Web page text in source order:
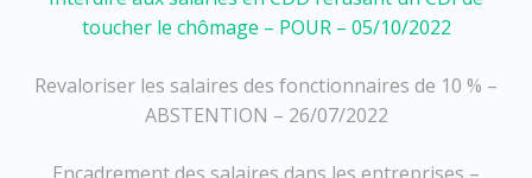
toucher le chômage – POUR – 05/10/2022
Revaloriser les salaires des fonctionnaires de 10 % –
ABSTENTION – 26/07/2022